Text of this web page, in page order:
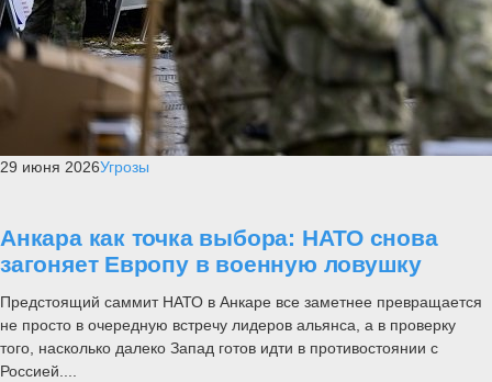
29 июня 2026Угрозы
Анкара как точка выбора: НАТО снова
загоняет Европу в военную ловушку
Предстоящий саммит НАТО в Анкаре все заметнее превращается
не просто в очередную встречу лидеров альянса, а в проверку
того, насколько далеко Запад готов идти в противостоянии с
Россией....